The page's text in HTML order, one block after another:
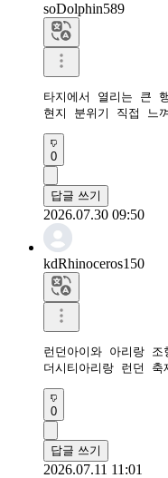
soDolphin589
타지에서 열리는 큰
현지 분위기 직접 느
0
답글 쓰기
2026.07.30 09:50
kdRhinoceros150
런던아이와 아리랑
더시티아리랑 런던
0
답글 쓰기
2026.07.11 11:01